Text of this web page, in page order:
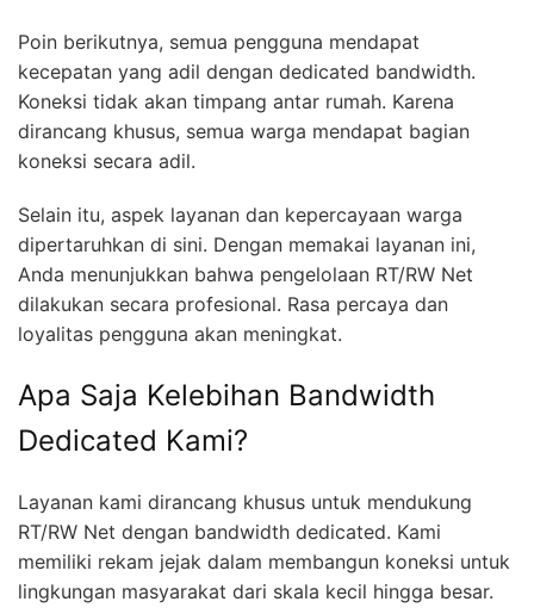
Poin berikutnya, semua pengguna mendapat
kecepatan yang adil dengan dedicated bandwidth.
Koneksi tidak akan timpang antar rumah. Karena
dirancang khusus, semua warga mendapat bagian
koneksi secara adil.
Selain itu, aspek layanan dan kepercayaan warga
dipertaruhkan di sini. Dengan memakai layanan ini,
Anda menunjukkan bahwa pengelolaan RT/RW Net
dilakukan secara profesional. Rasa percaya dan
loyalitas pengguna akan meningkat.
Apa Saja Kelebihan Bandwidth
Dedicated Kami?
Layanan kami dirancang khusus untuk mendukung
RT/RW Net dengan bandwidth dedicated. Kami
memiliki rekam jejak dalam membangun koneksi untuk
lingkungan masyarakat dari skala kecil hingga besar.